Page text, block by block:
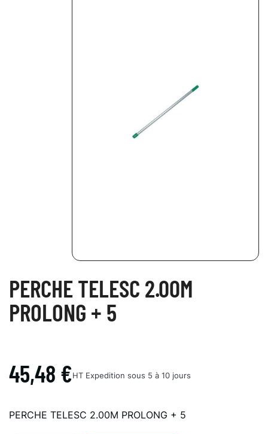
PERCHE TELESC 2.00M
PROLONG + 5
45,48 €HT Expedition sous 5 à 10 jours
PERCHE TELESC 2.00M PROLONG + 5